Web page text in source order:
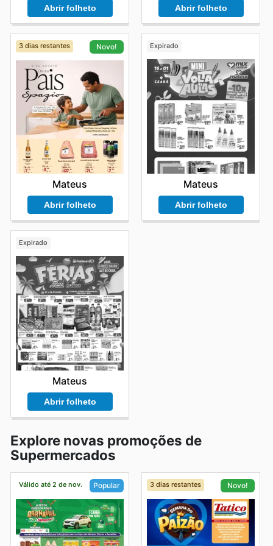
Abrir folheto Abrir folheto
3 dias restantes Novo!
Mateus
Abrir folheto
Expirado
Mateus
Abrir folheto
Expirado
Mateus
Abrir folheto
Explore novas promoções de
Supermercados
Válido até 2 de nov. Popular 3 dias restantes Novo!